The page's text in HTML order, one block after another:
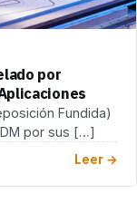
por
Fundida)
por sus […]
Leer →